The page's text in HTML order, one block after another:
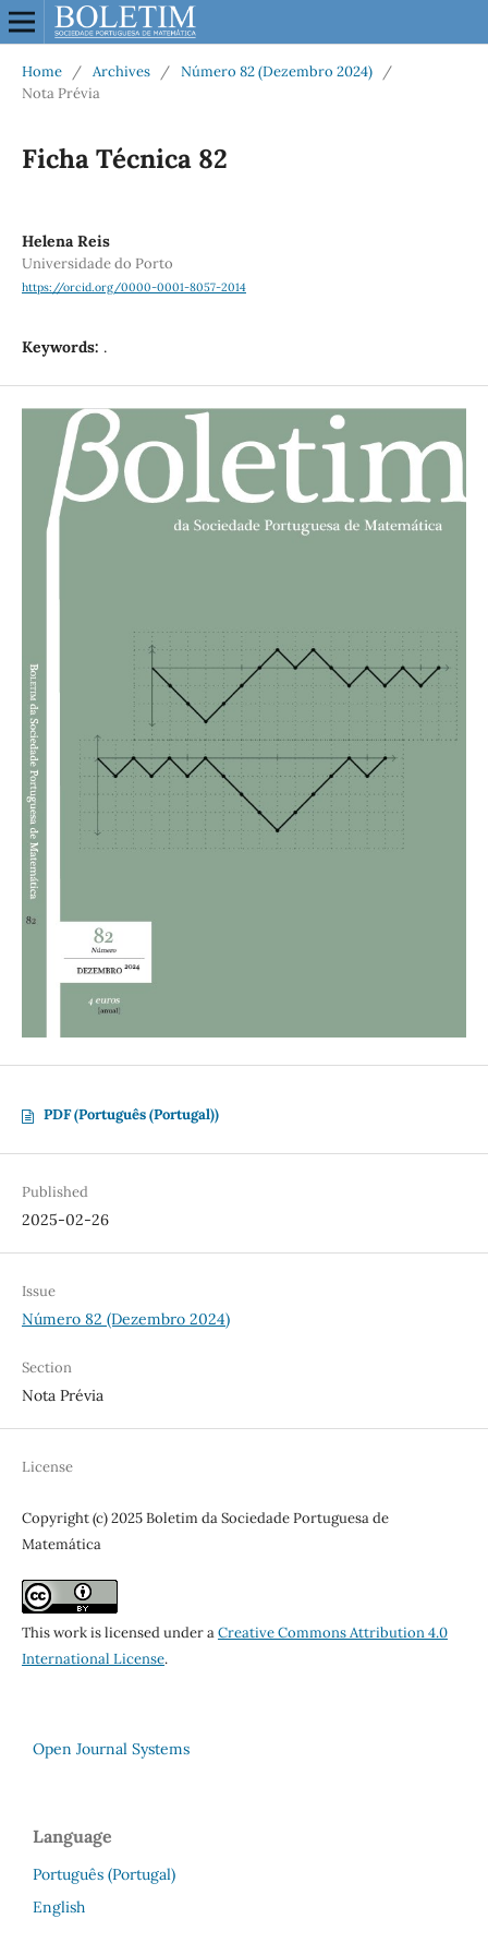
Home / Archives / Número 82 (Dezembro 2024)
/
Nota Prévia
Ficha Técnica 82
Helena Reis
Universidade do Porto
https://orcid.org/0000-0001-8057-2014
Keywords: .
PDF (Português (Portugal))
Published
2025-02-26
Issue
Número 82 (Dezembro 2024)
Section
Nota Prévia
License
Copyright (c) 2025 Boletim da Sociedade Portuguesa de
Matemática
This work is licensed under aCreative Commons Attribution 4.0
International License.
Open Journal Systems
Language
Português (Portugal)
English